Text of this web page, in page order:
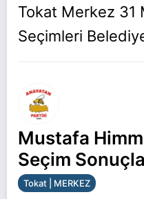
Tokat Merkez 31
Seçimleri
Mustafa
Seçim
Tokat | MERKEZ